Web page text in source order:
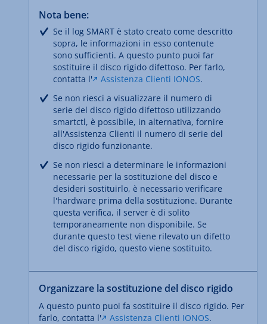
Nota bene:
Se il log SMART è stato creato come descritto
sopra, le informazioni in esso contenute
sono sufficienti. A questo punto puoi far
sostituire il disco rigido difettoso. Per farlo,
contatta l'
Assistenza Clienti IONOS.
Se non riesci a visualizzare il numero di
serie del disco rigido difettoso utilizzando
smartctl, è possibile, in alternativa, fornire
all'Assistenza Clienti il numero di serie del
disco rigido funzionante.
Se non riesci a determinare le informazioni
necessarie per la sostituzione del disco e
desideri sostituirlo, è necessario verificare
l'hardware prima della sostituzione. Durante
questa verifica, il server è di solito
temporaneamente non disponibile. Se
durante questo test viene rilevato un difetto
del disco rigido, questo viene sostituito.
Organizzare la sostituzione del disco rigido
A questo punto puoi fa sostituire il disco rigido. Per
farlo, contatta l'
Assistenza Clienti IONOS.